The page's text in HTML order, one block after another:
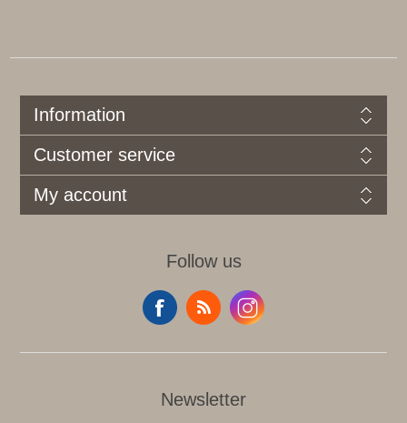
Information
Customer service
My account
Follow us
Newsletter